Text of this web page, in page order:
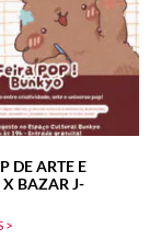
DE ARTE E
X BAZAR J-
>